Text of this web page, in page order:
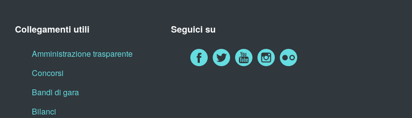
Collegamenti utili
Amministrazione trasparente
Concorsi
Bandi di gara
Bilanci
Seguici su